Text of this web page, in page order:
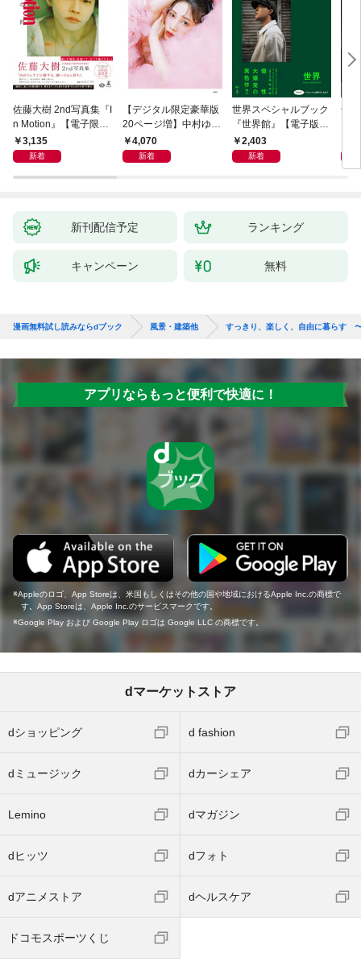
佐藤大樹 2nd写真集『I
n Motion』【電子限定
動画特典付き】
3,135
新着
【デジタル限定豪華版
20ページ増】中村ゆり
か写真集 Yu LU ri NA
4,070
新着
世界スペシャルブック
『世界館』【電子版限
定特別インタビュー付
き】
2,403
新着
知
新刊配信予定 ランキング
キャンペーン 無料
漫画無料試し読みならdブック 風景・建築他 すっきり、楽しく、自由に暮らす
アプリならもっと便利で快適に！
Appleのロゴ、App Storeは、米国もしくはその他の国や地域におけるApple Inc.の商標で
す。App Storeは、Apple Inc.のサービスマークです。
Google Play および Google Play ロゴは Google LLC の商標です。
dマーケットストア
dショッピング d fashion
dミュージック dカーシェア
Lemino dマガジン
dヒッツ dフォト
dアニメストア dヘルスケア
ドコモスポーツくじ